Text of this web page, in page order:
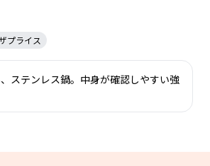
プライス
ステンレス鍋。中身が確認しやすい強